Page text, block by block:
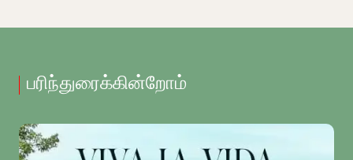
பரிந்துரைக்கின்றோம்